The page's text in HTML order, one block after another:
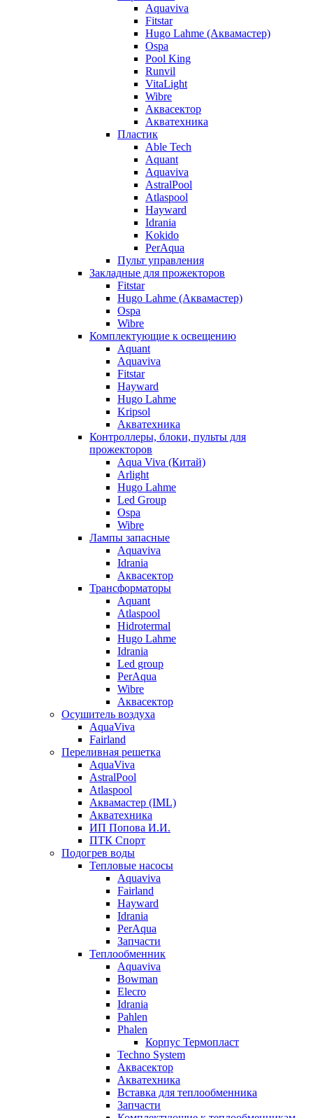
Aquaviva
Fitstar
Hugo Lahme (Аквамастер)
Ospa
Pool King
Runvil
VitaLight
Wibre
Аквасектор
Акватехника
Пластик
Able Tech
Aquant
Aquaviva
AstralPool
Atlaspool
Hayward
Idrania
Kokido
PerAqua
Пульт управления
Закладные для прожекторов
Fitstar
Hugo Lahme (Аквамастер)
Ospa
Wibre
Комплектующие к освещению
Aquant
Aquaviva
Fitstar
Hayward
Hugo Lahme
Kripsol
Акватехника
Контроллеры, блоки, пульты для
прожекторов
Aqua Viva (Китай)
Arlight
Hugo Lahme
Led Group
Ospa
Wibre
Лампы запасные
Aquaviva
Idrania
Аквасектор
Трансформаторы
Aquant
Atlaspool
Hidrotermal
Hugo Lahme
Idrania
Led group
PerAqua
Wibre
Аквасектор
Осушитель воздуха
AquaViva
Fairland
Переливная решетка
AquaViva
AstralPool
Atlaspool
Аквамастер (IML)
Акватехника
ИП Попова И.И.
ПТК Спорт
Подогрев воды
Тепловые насосы
Aquaviva
Fairland
Hayward
Idrania
PerAqua
Запчасти
Теплообменник
Aquaviva
Bowman
Elecro
Idrania
Pahlen
Phalen
Корпус Термопласт
Techno System
Аквасектор
Акватехника
Вставка для теплообменника
Запчасти